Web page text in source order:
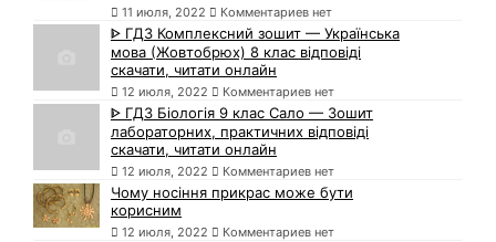
11 июля, 2022 Комментариев нет
ᐈ ГДЗ Комплексний зошит — Українська
мова (Жовтобрюх) 8 клас відповіді
скачати, читати онлайн
12 июля, 2022 Комментариев нет
ᐈ ГДЗ Біологія 9 клас Сало — Зошит
лабораторних, практичних відповіді
скачати, читати онлайн
12 июля, 2022 Комментариев нет
Чому носіння прикрас може бути
корисним
12 июля, 2022 Комментариев нет